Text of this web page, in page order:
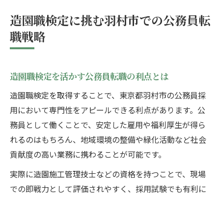
公務員を目指すなら造園資格取得が強み
羽村市職員採用で求められる造園分野の力
実務経験と造園資格の組み合わせ効果とは
造園職検定がキャリアアップに直結する仕
組み
羽村市職員採用に役立つ造園検定合格法
造園職検定合格のための学習スケジュール
例
羽村市役所採用試験と造園検定の両立術
造園職検定に挑む羽村市での公務員転
職戦略
造園職検定を活かす公務員転職の利点とは
造園職検定を取得することで、東京都羽村市の公務員採
用において専門性をアピールできる利点があります。公
務員として働くことで、安定した雇用や福利厚生が得ら
れるのはもちろん、地域環境の整備や緑化活動など社会
貢献度の高い業務に携わることが可能です。
実際に造園施工管理技士などの資格を持つことで、現場
での即戦力として評価されやすく、採用試験でも有利に